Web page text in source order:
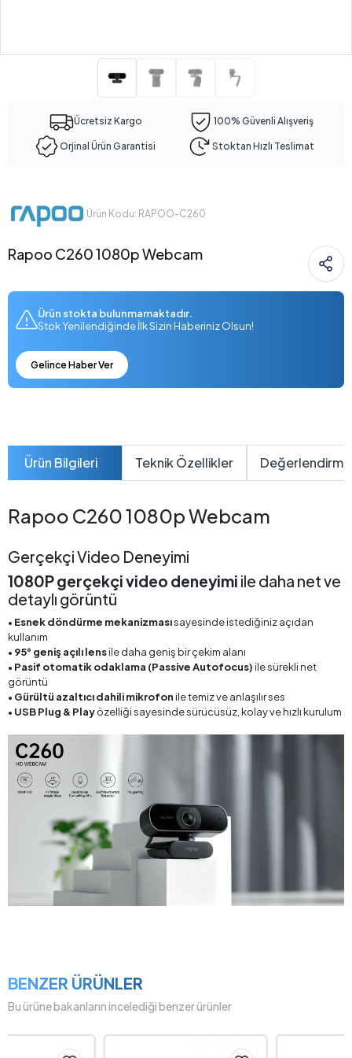
Ücretsiz Kargo 100% Güvenli Alışveriş
Orjinal Ürün Garantisi Stoktan Hızlı Teslimat
Ürün Kodu: RAPOO-C260
Rapoo C260 1080p Webcam
Ürün stokta bulunmamaktadır.
Stok Yenilendiğinde İlk Sizin Haberiniz Olsun!
Gelince Haber Ver
Ürün Bilgileri Teknik Özellikler
Rapoo C260 1080p Webcam
Gerçekçi Video Deneyimi
1080P gerçekçi video deneyimi ile daha net ve
detaylı görüntü
• Esnek döndürme mekanizmasısayesinde istediğiniz açıdan
kullanım
• 95° geniş açılı lensile daha geniş bir çekim alanı
• Pasif otomatik odaklama (Passive Autofocus)ile sürekli net
görüntü
• Gürültü azaltıcı dahili mikrofonile temiz ve anlaşılır ses
• USB Plug & Playözelliği sayesinde sürücüsüz, kolay ve hızlı kurulum
BENZER ÜRÜNLER
Bu ürüne bakanların incelediği benzer ürünler